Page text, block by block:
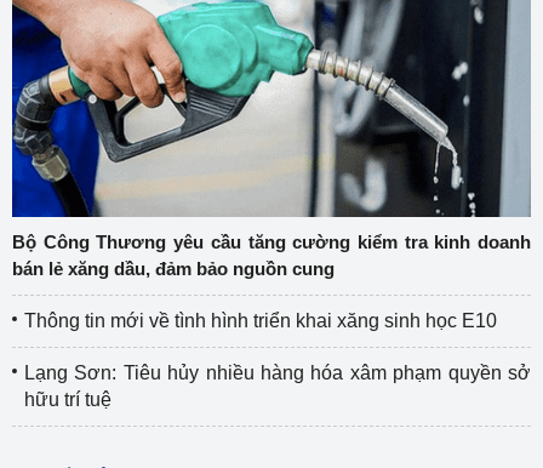
Bộ Công Thương yêu cầu tăng cường kiểm tra kinh doanh
bán lẻ xăng dầu, đảm bảo nguồn cung
Thông tin mới về tình hình triển khai xăng sinh học E10
Lạng Sơn: Tiêu hủy nhiều hàng hóa xâm phạm quyền sở
hữu trí tuệ